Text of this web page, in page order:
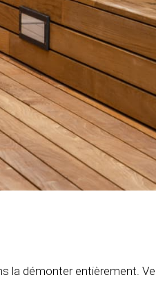
la démonter entièrement.